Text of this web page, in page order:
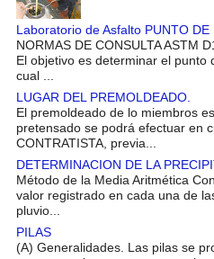
Laboratorio de Asfalto PUNTO
NORMAS DE CONSULTA ASTM
El objetivo es determinar el
cual ...
LUGAR DEL PREMOLDEADO.
El premoldeado de lo miembros
pretensado se podrá efectuar en
CONTRATISTA, previa...
DETERMINACION DE LA
Método de la Media Aritmética
valor registrado en cada una de
pluvio...
PILAS
(A) Generalidades. Las pilas se